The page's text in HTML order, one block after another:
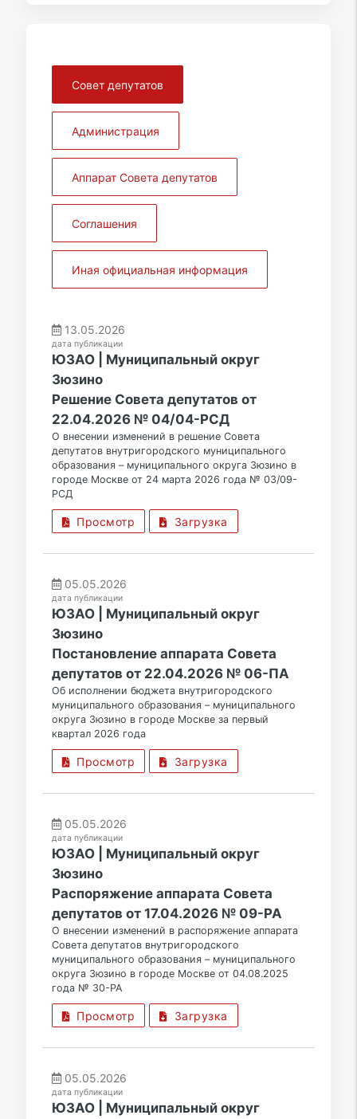
Совет депутатов
Администрация
Аппарат Совета депутатов
Соглашения
Иная официальная информация
13.05.2026
дата публикации
ЮЗАО | Муниципальный округ
Зюзино
Решение Совета депутатов от
22.04.2026 № 04/04-РСД
О внесении изменений в решение Совета
депутатов внутригородского муниципального
образования – муниципального округа Зюзино в
городе Москве от 24 марта 2026 года № 03/09-
РСД
Просмотр Загрузка
05.05.2026
дата публикации
ЮЗАО | Муниципальный округ
Зюзино
Постановление аппарата Совета
депутатов от 22.04.2026 № 06-ПА
Об исполнении бюджета внутригородского
муниципального образования – муниципального
округа Зюзино в городе Москве за первый
квартал 2026 года
Просмотр Загрузка
05.05.2026
дата публикации
ЮЗАО | Муниципальный округ
Зюзино
Распоряжение аппарата Совета
депутатов от 17.04.2026 № 09-РА
О внесении изменений в распоряжение аппарата
Совета депутатов внутригородского
муниципального образования – муниципального
округа Зюзино в городе Москве от 04.08.2025
года № 30-РА
Просмотр Загрузка
05.05.2026
дата публикации
ЮЗАО | Муниципальный округ